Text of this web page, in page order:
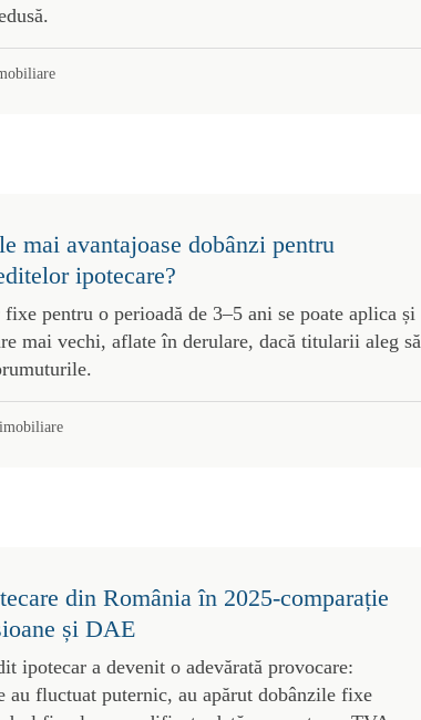
mai avantajoase dobânzi pentru
ipotecare?
pentru o perioadă de 3–5 ani se poate aplica și
mai vechi, aflate în derulare, dacă titularii aleg să
din România în 2025-comparație
și DAE
ipotecar a devenit o adevărată provocare:
au fluctuat puternic, au apărut dobânzile fixe